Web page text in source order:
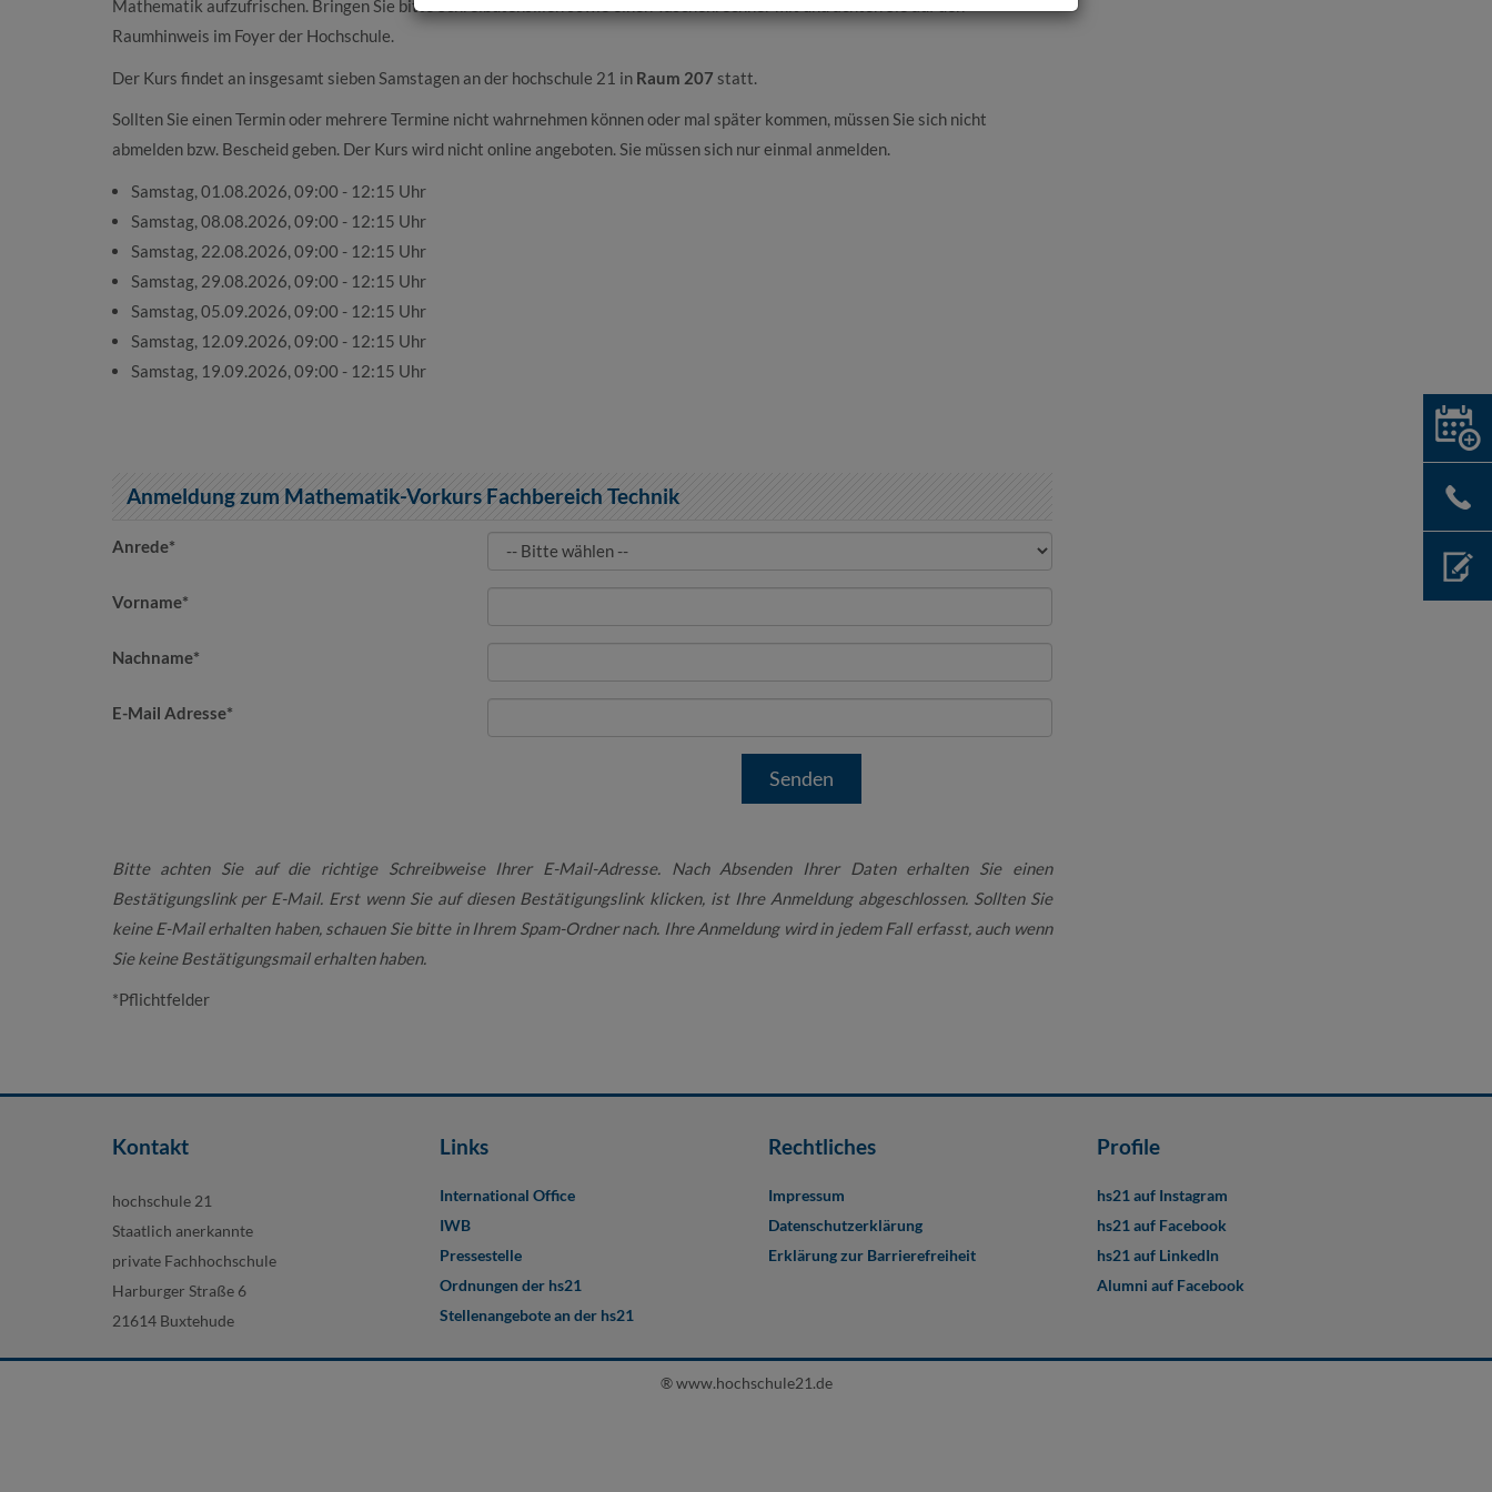
Mathematik aufzufrischen. Bringen Sie bitte Schreibutensilien sowie einen Taschenrechner mit und achten Sie auf den
Raumhinweis im Foyer der Hochschule.
Der Kurs findet an insgesamt sieben Samstagen an der hochschule 21 in Raum 207 statt.
Sollten Sie einen Termin oder mehrere Termine nicht wahrnehmen können oder mal später kommen, müssen Sie sich nicht
abmelden bzw. Bescheid geben. Der Kurs wird nicht online angeboten. Sie müssen sich nur einmal anmelden.
Samstag, 01.08.2026, 09:00 - 12:15 Uhr
Samstag, 08.08.2026, 09:00 - 12:15 Uhr
Samstag, 22.08.2026, 09:00 - 12:15 Uhr
Samstag, 29.08.2026, 09:00 - 12:15 Uhr
Samstag, 05.09.2026, 09:00 - 12:15 Uhr
Samstag, 12.09.2026, 09:00 - 12:15 Uhr
Samstag, 19.09.2026, 09:00 - 12:15 Uhr
Anmeldung zum Mathematik-Vorkurs Fachbereich Technik
Anrede*
Vorname*
Nachname*
E-Mail Adresse*
Bitte achten Sie auf die richtige Schreibweise Ihrer E-Mail-Adresse. Nach Absenden Ihrer Daten erhalten Sie einen
Bestätigungslink per E-Mail. Erst wenn Sie auf diesen Bestätigungslink klicken, ist Ihre Anmeldung abgeschlossen. Sollten Sie
keine E-Mail erhalten haben, schauen Sie bitte in Ihrem Spam-Ordner nach. Ihre Anmeldung wird in jedem Fall erfasst, auch wenn
Sie keine Bestätigungsmail erhalten haben.
*Pflichtfelder
Kontakt
hochschule 21
Staatlich anerkannte
private Fachhochschule
Harburger Straße 6
21614 Buxtehude
Links
International Office
IWB
Pressestelle
Ordnungen der hs21
Stellenangebote an der hs21
Rechtliches
Impressum
Datenschutzerklärung
Erklärung zur Barrierefreiheit
Profile
hs21 auf Instagram
hs21 auf Facebook
hs21 auf LinkedIn
Alumni auf Facebook
® www.hochschule21.de